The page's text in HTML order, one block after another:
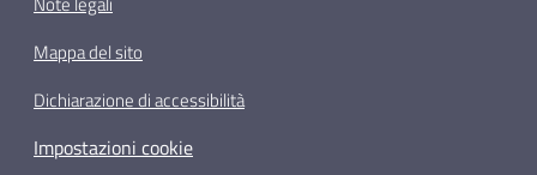
Mappa del sito
Dichiarazione di accessibilità
Impostazioni cookie